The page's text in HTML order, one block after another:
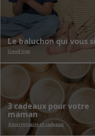
Le baluchon qui vous
Good tips
3 cadeaux pour votre
maman
Anniversaire et cadeaux